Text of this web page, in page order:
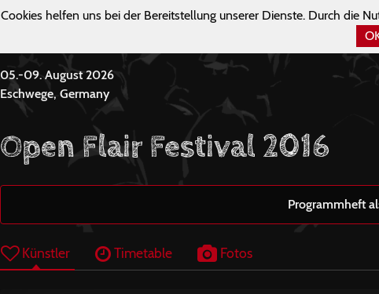
Cookies helfen uns bei der Bereitstellung unserer Dienste. Durch die
05.-09. August 2026
Eschwege, Germany
Open Flair Festival 2016
Programmheft
Künstler Timetable Fotos